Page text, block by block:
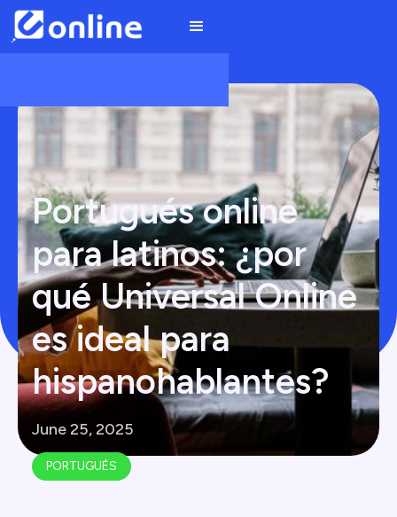
Portugués online
para latinos: ¿por
qué Universal Online
es ideal para
hispanohablantes?
June 25, 2025
PORTUGUÉS